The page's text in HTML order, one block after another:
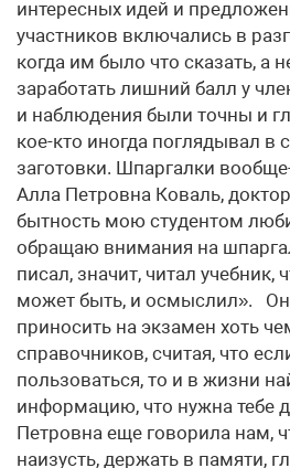
интересных идей и
участников включались в
когда им было что сказать, а
заработать лишний балл у
и наблюдения были точны и
кое-кто иногда поглядывал в
заготовки. Шпаргалки
Алла Петровна Коваль,
бытность мою студентом
обращаю внимания на
писал, значит, читал учебник,
может быть, и осмыслил».
приносить на экзамен хоть
справочников, считая, что
пользоваться, то и в жизни
информацию, что нужна тебе
Петровна еще говорила нам,
наизусть, держать в памяти,